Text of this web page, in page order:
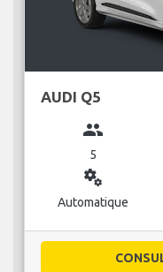
AUDI Q5
group
5
miscellaneous_services
Automatique